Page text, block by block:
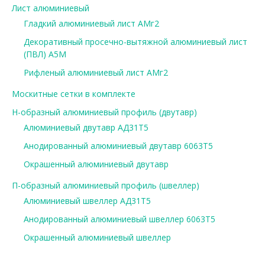
Лист алюминиевый
Гладкий алюминиевый лист АМг2
Декоративный просечно-вытяжной алюминиевый лист
(ПВЛ) А5М
Рифленый алюминиевый лист АМг2
Москитные сетки в комплекте
Н-образный алюминиевый профиль (двутавр)
Алюминиевый двутавр АД31Т5
Анодированный алюминиевый двутавр 6063Т5
Окрашенный алюминиевый двутавр
П-образный алюминиевый профиль (швеллер)
Алюминиевый швеллер АД31Т5
Анодированный алюминиевый швеллер 6063Т5
Окрашенный алюминиевый швеллер